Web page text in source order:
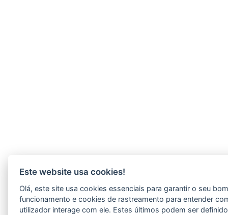
Este website usa cookies!
Olá, este site usa cookies essenciais para garantir o seu
funcionamento e cookies de rastreamento para entender
utilizador interage com ele. Estes últimos podem ser